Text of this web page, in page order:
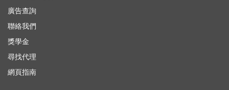
廣告查詢
聯絡我們
獎學金
尋找代理
網頁指南